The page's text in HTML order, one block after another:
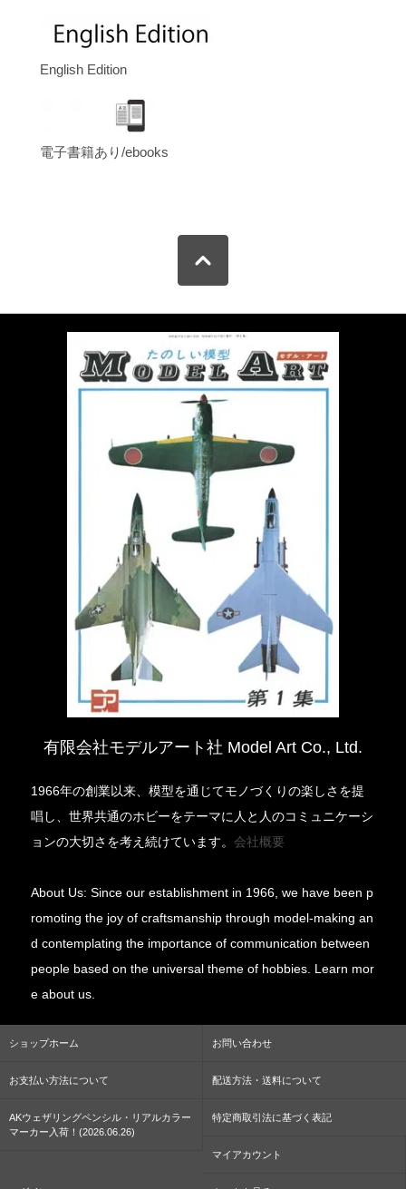
English Edition
電子書籍あり/ebooks
有限会社モデルアート社 Model Art Co., Ltd.
1966年の創業以来、模型を通じてモノづくりの楽しさを提
唱し、世界共通のホビーをテーマに人と人のコミュニケーシ
ョンの大切さを考え続けています。会社概要
About Us: Since our establishment in 1966, we have been p
romoting the joy of craftsmanship through model-making an
d contemplating the importance of communication between
people based on the universal theme of hobbies. Learn mor
e about us.
ショップホーム お問い合わせ
お支払い方法について 配送方法・送料について
AKウェザリングペンシル・リアルカラー
マーカー入荷！(2026.06.26)
特定商取引法に基づく表記
マイアカウント